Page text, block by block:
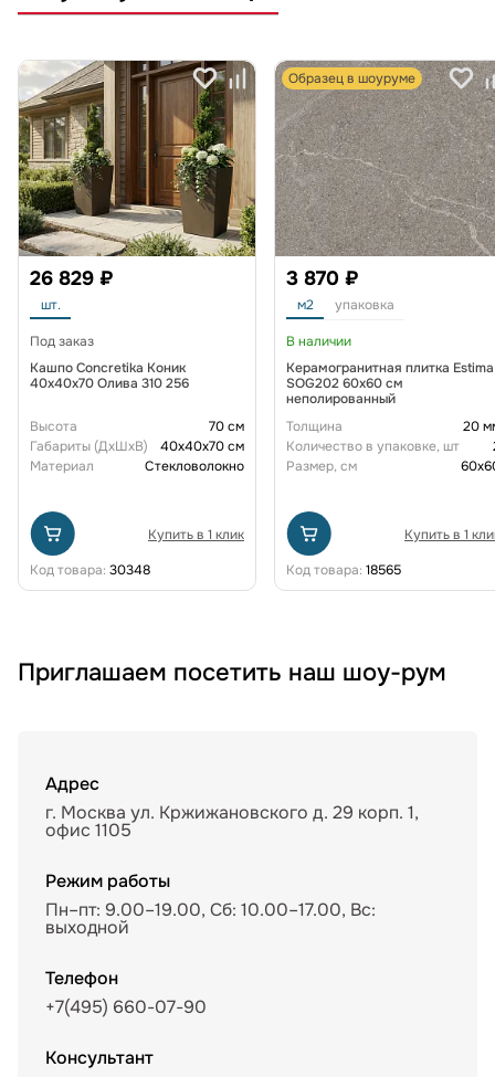
26 829 ₽
шт.
Под заказ
Кашпо Concretika Коник
40x40x70 Олива 310 256
Высота
70 см
Габариты (ДxШxВ)
40x40x70 см
Материал
Стекловолокно
Купить в 1 клик
Код товара: 30348
Образец в шоуруме
3 870 ₽
м2 упаковка
В наличии
Керамогранитная плитка Estima
SOG202 60х60 см
неполированный
Толщина
20
Количество в упаковке, шт
Размер, см
Купить в 1
Код товара: 18565
Приглашаем посетить наш шоу-рум
Адрес
г. Москва ул. Кржижановского д. 29 корп. 1,
офис 1105
Режим работы
Пн–пт: 9.00–19.00, Сб: 10.00–17.00, Вс:
выходной
Телефон
+7(495) 660-07-90
Консультант